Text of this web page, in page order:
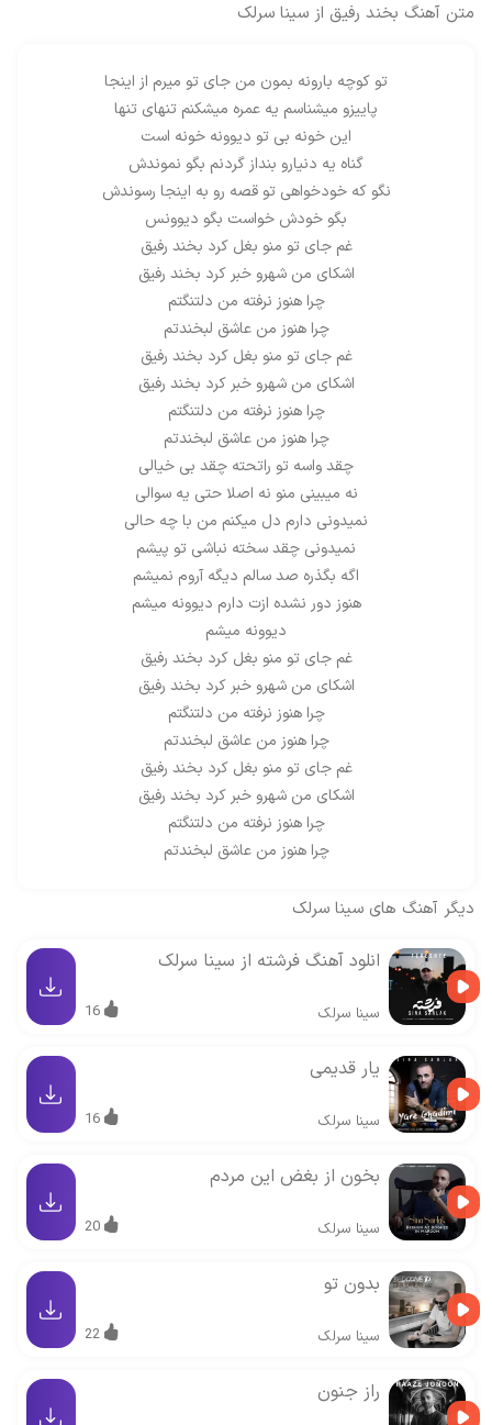
متن آهنگ بخند رفیق از سینا سرلک
تو کوچه بارونه بمون من جای تو میرم از اینجا
پاییزو میشناسم یه عمره میشکنم تنهای تنها
این خونه بی تو دیوونه خونه است
گناه یه دنیارو بنداز گردنم بگو نموندش
نگو که خودخواهی تو قصه رو به اینجا رسوندش
بگو خودش خواست بگو دیوونس
غم جای تو منو بغل کرد بخند رفیق
اشکای من شهرو خبر کرد بخند رفیق
چرا هنوز نرفته من دلتنگتم
چرا هنوز من عاشق لبخندتم
غم جای تو منو بغل کرد بخند رفیق
اشکای من شهرو خبر کرد بخند رفیق
چرا هنوز نرفته من دلتنگتم
چرا هنوز من عاشق لبخندتم
چقد واسه تو راتحته چقد بی خیالی
نه میبینی منو نه اصلا حتی یه سوالی
نمیدونی دارم دل میکنم من با چه حالی
نمیدونی چقد سخته نباشی تو پیشم
اگه بگذره صد سالم دیگه آروم نمیشم
هنوز دور نشده ازت دارم دیوونه میشم
دیوونه میشم
غم جای تو منو بغل کرد بخند رفیق
اشکای من شهرو خبر کرد بخند رفیق
چرا هنوز نرفته من دلتنگتم
چرا هنوز من عاشق لبخندتم
غم جای تو منو بغل کرد بخند رفیق
اشکای من شهرو خبر کرد بخند رفیق
چرا هنوز نرفته من دلتنگتم
چرا هنوز من عاشق لبخندتم
دیگر آهنگ های سینا سرلک
انلود آهنگ فرشته از سینا سرلک
سینا سرلک 16
یار قدیمی
سینا سرلک 16
بخون از بغض این مردم
سینا سرلک 20
بدون تو
سینا سرلک 22
راز جنون